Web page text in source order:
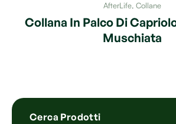
Cerca Prodotti
AfterLife, Collane
Collana In Palco Di
Muschiata